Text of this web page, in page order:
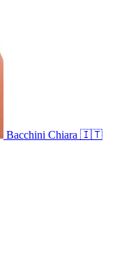
Bacchini Chiara 🇮🇹